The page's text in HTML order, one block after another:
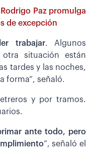
Paz promulga
de excepción
trabajar. Algunos
situación están
tardes y las noches,
forma”, señaló.
y por tramos.
ante todo, pero
”, señaló el